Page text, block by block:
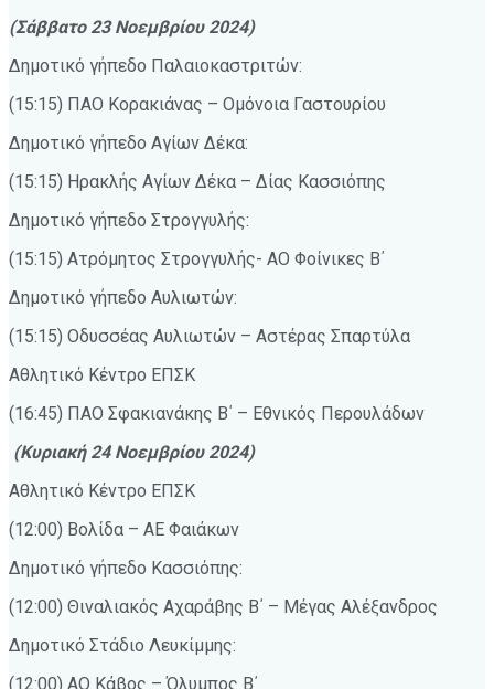
(Σάββατο 23 Νοεμβρίου 2024)
Δημοτικό γήπεδο Παλαιοκαστριτών:
(15:15) ΠΑΟ Κορακιάνας – Ομόνοια Γαστουρίου
Δημοτικό γήπεδο Αγίων Δέκα:
(15:15) Ηρακλής Αγίων Δέκα – Δίας Κασσιόπης
Δημοτικό γήπεδο Στρογγυλής:
(15:15) Ατρόμητος Στρογγυλής- ΑΟ Φοίνικες Β΄
Δημοτικό γήπεδο Αυλιωτών:
(15:15) Οδυσσέας Αυλιωτών – Αστέρας Σπαρτύλα
Αθλητικό Κέντρο ΕΠΣΚ
(16:45) ΠΑΟ Σφακιανάκης Β΄ – Εθνικός Περουλάδων
(Κυριακή 24 Νοεμβρίου 2024)
Αθλητικό Κέντρο ΕΠΣΚ
(12:00) Βολίδα – ΑΕ Φαιάκων
Δημοτικό γήπεδο Κασσιόπης:
(12:00) Θιναλιακός Αχαράβης Β΄ – Μέγας Αλέξανδρος
Δημοτικό Στάδιο Λευκίμμης:
(12:00) ΑΟ Κάβος – Όλυμπος Β΄